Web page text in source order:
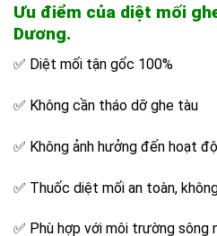
Ưu điểm của diệt mối
Dương.
✅ Diệt mối tận gốc 100%
✅ Không cần tháo dỡ ghe tàu
✅ Không ảnh hưởng đến hoạt
✅ Thuốc diệt mối an toàn,
✅ Phù hợp với môi trường sông